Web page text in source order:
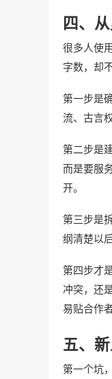
四、
很多人使
字数，却
第一步是
流、古言
第二步是
而是要服
开。
第三步是
纲清楚以
第四步才
冲突，还
易贴合作
五、
第一个坑